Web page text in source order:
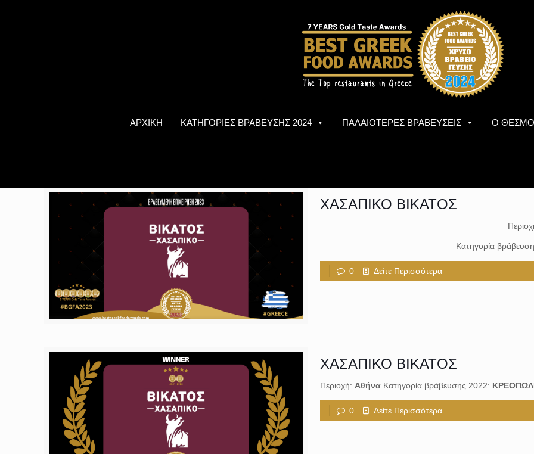
ΑΡΧΙΚΗ ΚΑΤΗΓΟΡΙΕΣ ΒΡΑΒΕΥΣΗΣ 2024 ΠΑΛΑΙΟΤΕΡΕΣ ΒΡΑΒΕΥΣΕΙΣ Ο
ΧΑΣΑΠΙΚΟ ΒΙΚΑΤΟΣ
Κατηγορία
0 Δείτε Περισσότερα
ΧΑΣΑΠΙΚΟ ΒΙΚΑΤΟΣ
Περιοχή: Αθήνα Κατηγορία βράβευσης 2022:
0 Δείτε Περισσότερα